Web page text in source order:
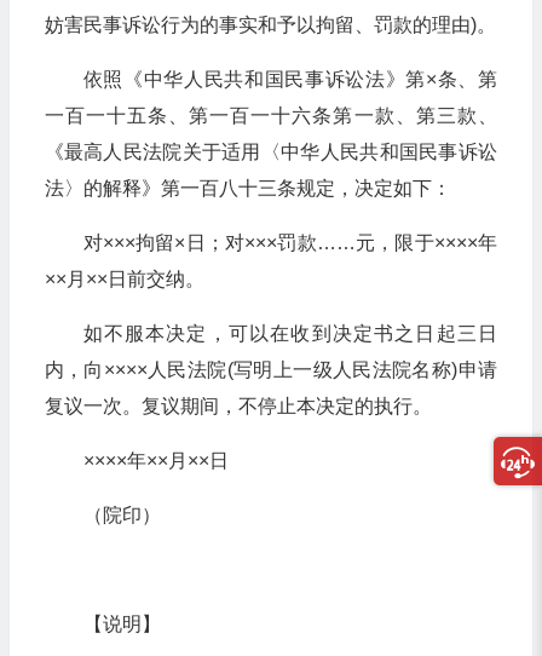
妨害民事诉讼行为的事实和予以拘留、罚款的理由)。
依照《中华人民共和国民事诉讼法》第×条、第
一百一十五条、第一百一十六条第一款、第三款、
《最高人民法院关于适用〈中华人民共和国民事诉讼
法〉的解释》第一百八十三条规定，决定如下：
对×××拘留×日；对×××罚款……元，限于××××年
××月××日前交纳。
如不服本决定，可以在收到决定书之日起三日
内，向××××人民法院(写明上一级人民法院名称)申请
复议一次。复议期间，不停止本决定的执行。
××××年××月××日
（院印）
【说明】